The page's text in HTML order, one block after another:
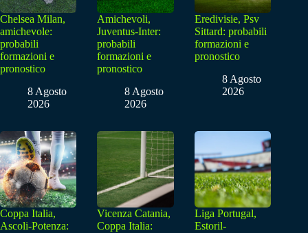
Chelsea Milan,
amichevole:
probabili
formazioni e
pronostico
8 Agosto
2026
Amichevoli,
Juventus-Inter:
probabili
formazioni e
pronostico
8 Agosto
2026
Eredivisie, Psv
Sittard: probabili
formazioni e
pronostico
8 Agosto
2026
Coppa Italia,
Ascoli-Potenza:
Vicenza Catania,
Coppa Italia:
Liga Portugal,
Estoril-